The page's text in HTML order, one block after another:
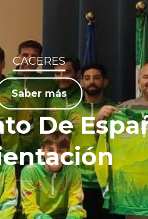
España de